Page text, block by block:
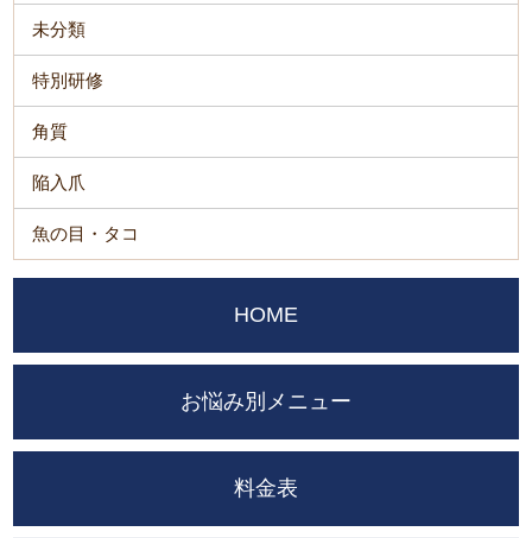
未分類
特別研修
角質
陥入爪
魚の目・タコ
HOME
お悩み別メニュー
料金表